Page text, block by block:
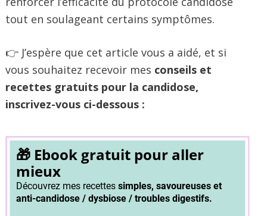
tout en soulageant certains symptômes.
👉 J’espère que cet article vous a aidé, et si
vous souhaitez recevoir mes conseils et
recettes gratuits pour la candidose,
inscrivez-vous ci-dessous :